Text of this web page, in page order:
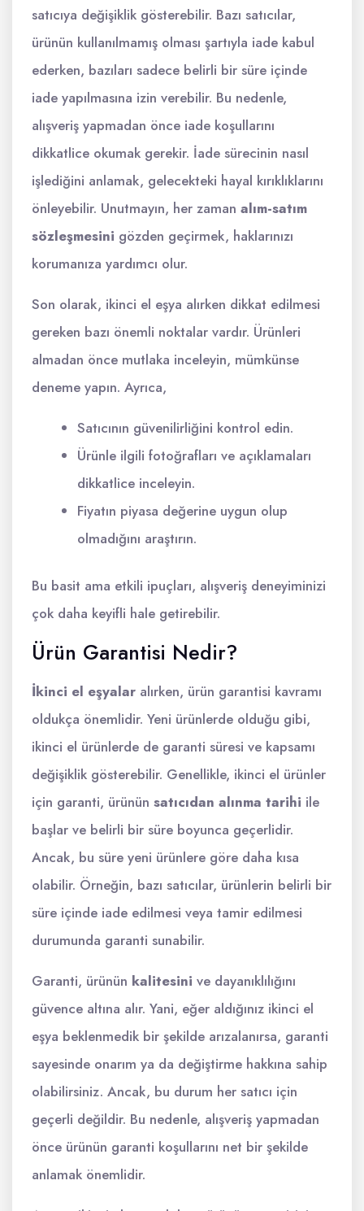
satıcıya değişiklik gösterebilir. Bazı satıcılar,
ürünün kullanılmamış olması şartıyla iade kabul
ederken, bazıları sadece belirli bir süre içinde
iade yapılmasına izin verebilir. Bu nedenle,
alışveriş yapmadan önce iade koşullarını
dikkatlice okumak gerekir. İade sürecinin nasıl
işlediğini anlamak, gelecekteki hayal kırıklıklarını
önleyebilir. Unutmayın, her zaman alım-satım
sözleşmesini gözden geçirmek, haklarınızı
korumanıza yardımcı olur.
Son olarak, ikinci el eşya alırken dikkat edilmesi
gereken bazı önemli noktalar vardır. Ürünleri
almadan önce mutlaka inceleyin, mümkünse
deneme yapın. Ayrıca,
Satıcının güvenilirliğini kontrol edin.
Ürünle ilgili fotoğrafları ve açıklamaları
dikkatlice inceleyin.
Fiyatın piyasa değerine uygun olup
olmadığını araştırın.
Bu basit ama etkili ipuçları, alışveriş deneyiminizi
çok daha keyifli hale getirebilir.
Ürün Garantisi Nedir?
İkinci el eşyalar alırken, ürün garantisi kavramı
oldukça önemlidir. Yeni ürünlerde olduğu gibi,
ikinci el ürünlerde de garanti süresi ve kapsamı
değişiklik gösterebilir. Genellikle, ikinci el ürünler
için garanti, ürünün satıcıdan alınma tarihi ile
başlar ve belirli bir süre boyunca geçerlidir.
Ancak, bu süre yeni ürünlere göre daha kısa
olabilir. Örneğin, bazı satıcılar, ürünlerin belirli bir
süre içinde iade edilmesi veya tamir edilmesi
durumunda garanti sunabilir.
Garanti, ürünün kalitesini ve dayanıklılığını
güvence altına alır. Yani, eğer aldığınız ikinci el
eşya beklenmedik bir şekilde arızalanırsa, garanti
sayesinde onarım ya da değiştirme hakkına sahip
olabilirsiniz. Ancak, bu durum her satıcı için
geçerli değildir. Bu nedenle, alışveriş yapmadan
önce ürünün garanti koşullarını net bir şekilde
anlamak önemlidir.